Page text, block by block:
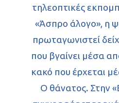
τηλεοπτικές
«Άσπρο άλογο», η
πρωταγωνιστεί
που βγαίνει μέσα
κακό που έρχεται
Ο θάνατος. Στην